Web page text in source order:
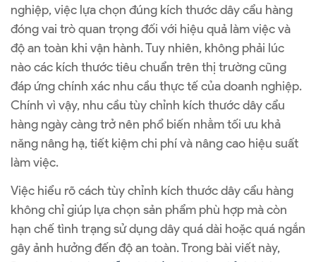
nghiệp, việc lựa chọn đúng kích thước dây cẩu hàng
đóng vai trò quan trọng đối với hiệu quả làm việc và
độ an toàn khi vận hành. Tuy nhiên, không phải lúc
nào các kích thước tiêu chuẩn trên thị trường cũng
đáp ứng chính xác nhu cầu thực tế của doanh nghiệp.
Chính vì vậy, nhu cầu tùy chỉnh kích thước dây cẩu
hàng ngày càng trở nên phổ biến nhằm tối ưu khả
năng nâng hạ, tiết kiệm chi phí và nâng cao hiệu suất
làm việc.
Việc hiểu rõ cách tùy chỉnh kích thước dây cẩu hàng
không chỉ giúp lựa chọn sản phẩm phù hợp mà còn
hạn chế tình trạng sử dụng dây quá dài hoặc quá ngắn
gây ảnh hưởng đến độ an toàn. Trong bài viết này,